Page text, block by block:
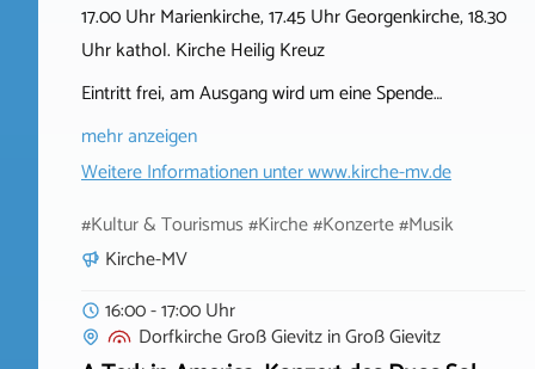
17.00 Uhr Marienkirche, 17.45 Uhr Georgenkirche, 18.30
Uhr kathol. Kirche Heilig Kreuz
Eintritt frei, am Ausgang wird um eine Spende…
mehr anzeigen
Weitere Informationen unterwww.kirche-mv.de
#Kultur & Tourismus #Kirche #Konzerte #Musik
Kirche-MV
16:00 - 17:00 Uhr
Dorfkirche Groß GievitzinGroß Gievitz